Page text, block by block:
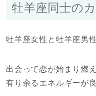
牡羊座同士の
牡羊座女性と牡羊座男
出会って恋が始まり燃
有り余るエネルギーが